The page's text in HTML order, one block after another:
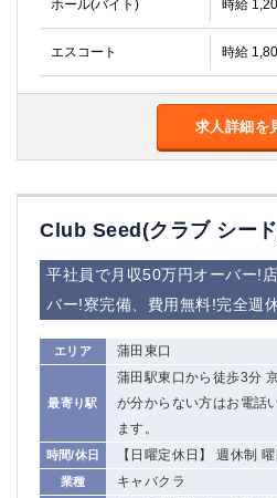
ホール(バイト) 時給
エスコート 時給
求人詳細を
Club Seed(クラブ シー
平社員で月収50万円オーバー!
バー!寮完備、費用無料!完全週
エリア 蒲田東口
最寄り駅
蒲田駅東口から徒歩3分
が分からない方はお電話
ます。
時間/休日 【日曜定休日】 週休制
業種 キャバクラ